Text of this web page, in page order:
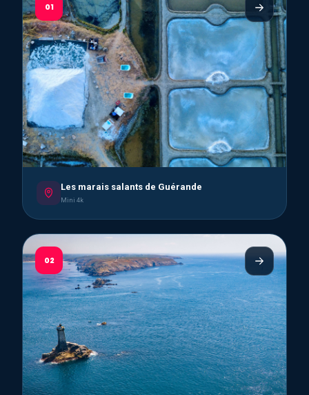
01
Les marais salants de Guérande
Mini 4k
02